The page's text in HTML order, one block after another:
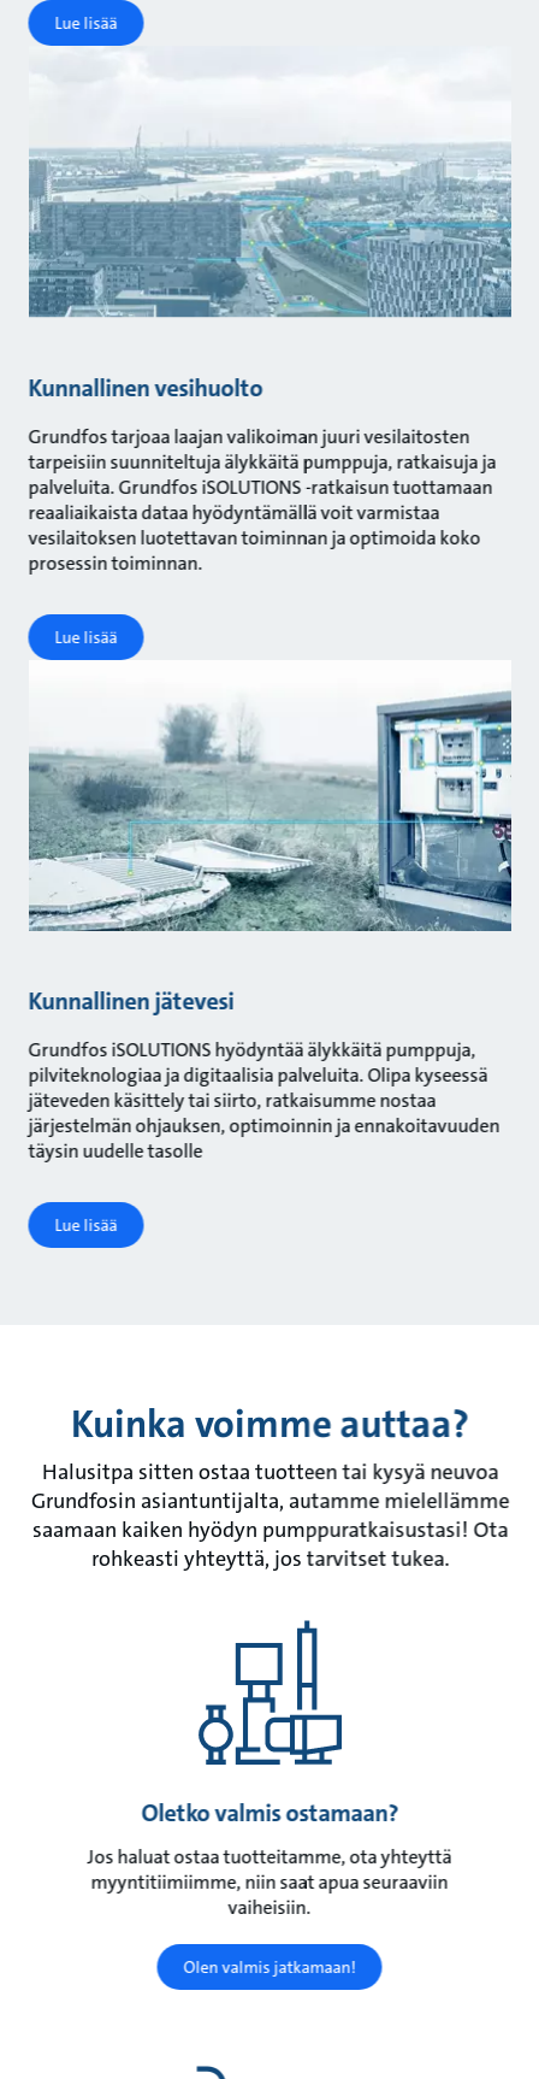
Lue lisää
Kunnallinen vesihuolto
Grundfos tarjoaa laajan valikoiman juuri vesilaitosten
tarpeisiin suunniteltuja älykkäitä pumppuja, ratkaisuja ja
palveluita. Grundfos iSOLUTIONS -ratkaisun tuottamaan
reaaliaikaista dataa hyödyntämällä voit varmistaa
vesilaitoksen luotettavan toiminnan ja optimoida koko
prosessin toiminnan.
Lue lisää
Kunnallinen jätevesi
Grundfos iSOLUTIONS hyödyntää älykkäitä pumppuja,
pilviteknologiaa ja digitaalisia palveluita. Olipa kyseessä
jäteveden käsittely tai siirto, ratkaisumme nostaa
järjestelmän ohjauksen, optimoinnin ja ennakoitavuuden
täysin uudelle tasolle
Lue lisää
Kuinka voimme auttaa?
Halusitpa sitten ostaa tuotteen tai kysyä neuvoa
Grundfosin asiantuntijalta, autamme mielellämme
saamaan kaiken hyödyn pumppuratkaisustasi! Ota
rohkeasti yhteyttä, jos tarvitset tukea.
Oletko valmis ostamaan?
Jos haluat ostaa tuotteitamme, ota yhteyttä
myyntitiimiimme, niin saat apua seuraaviin
vaiheisiin.
Olen valmis jatkamaan!